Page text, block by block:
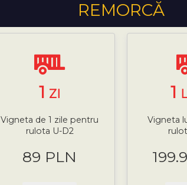
REMORCĂ
1 ZI
Vigneta de 1 zile pentru
rulota U-D2
89 PLN
1
Vigneta